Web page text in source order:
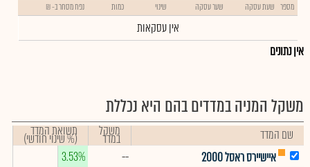
מספר שעת עסקה שער עסקה שינוי כמות נפח מסחר ב- ₪
אין עסקאות
אין נתונים
משקל המניה במדדים בהם היא נכללת
שם המדד משקל
במדד תשואת המדד
(% שינוי חודשי)
איישיירס ראסל 2000
--
3.53%